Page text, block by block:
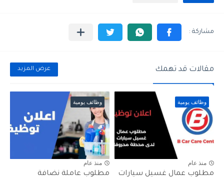
مقالات قد تهمك عرض المزيد
وظائف يومية
منذ عام
مطلوب عمال غسيل سيارات
وظائف يومية
منذ عام
مطلوب عاملة نضافة